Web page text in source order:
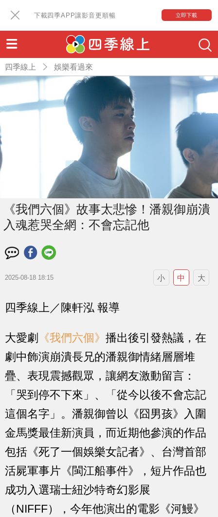
下載四季APP讓影音更順暢 立即下載
四季線上 娛樂看過來
《我們六個》故事太悲慘！潘親御崩潰
入魂惹哭全網：不會忘記他
2025-08-18 18:15 小 中 大
四季線上／陳軒泓 報導
大愛劇 《我們六個》 播出後引發熱議，在
劇中飾演崩潰長兄的潘親御情緒層層堆
疊、表現震撼觀眾，讓網友激動留言：
「哭到停不下來」、「從今以後不會忘記
這個名字」。潘親御曾以《囧男孩》入圍
金馬獎最佳新演員，而近期他參演的作品
包括《死了一個娛樂女記者》、台灣首部
活屍軍事片《閩江船事件》，短片作品也
成功入選瑞士紐沙特奇幻影展
（NIFFF），今年他演出的電影《河鰻》